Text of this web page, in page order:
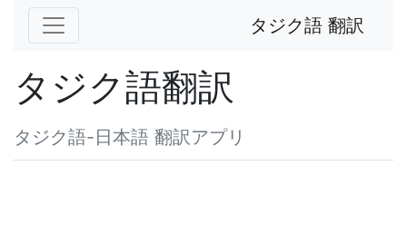
タジク語 翻訳
タジク語翻訳
タジク語-日本語 翻訳アプリ